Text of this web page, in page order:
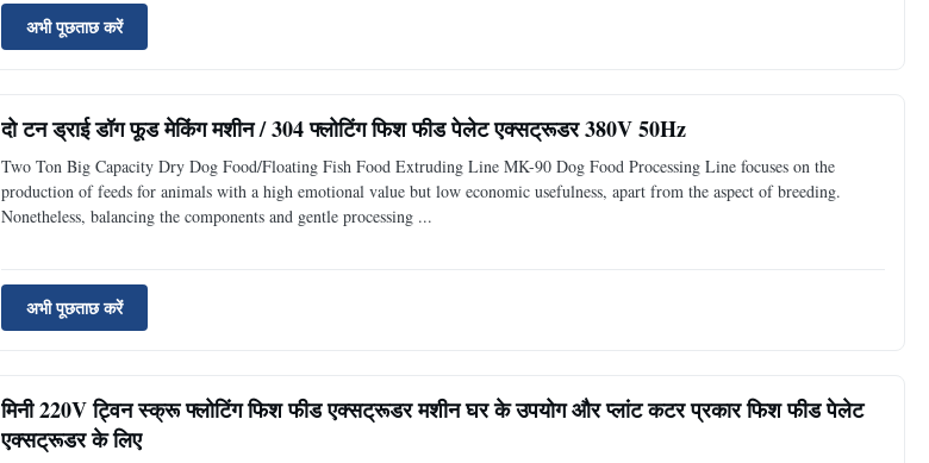
अभी पूछताछ करें
दो टन ड्राई डॉग फूड मेकिंग मशीन / 304 फ्लोटिंग फिश फीड पेलेट एक्सट्रूडर 380V 50Hz
Two Ton Big Capacity Dry Dog Food/Floating Fish Food Extruding Line MK-90 Dog Food Processing Line focuses on the
production of feeds for animals with a high emotional value but low economic usefulness, apart from the aspect of breeding.
Nonetheless, balancing the components and gentle processing ...
अभी पूछताछ करें
मिनी 220V ट्विन स्क्रू फ्लोटिंग फिश फीड एक्सट्रूडर मशीन घर के उपयोग और प्लांट कटर प्रकार फिश फीड पेलेट
एक्सट्रूडर के लिए